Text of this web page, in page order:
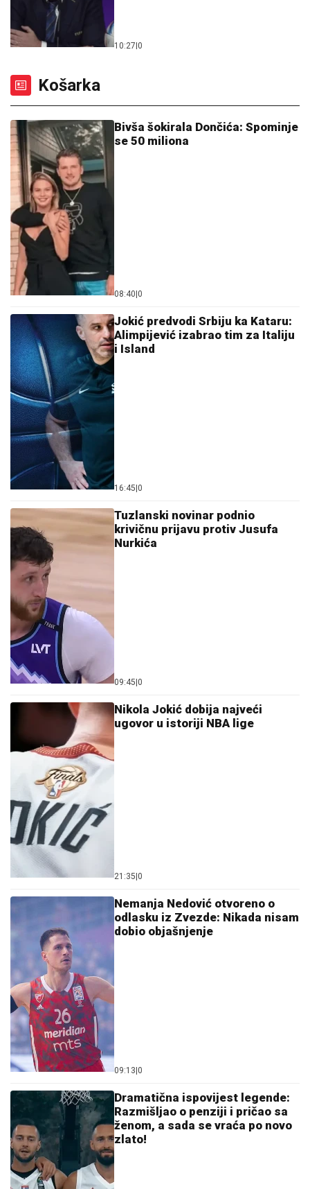
10:27 0
Košarka
Bivša šokirala Dončića: Spominje
se 50 miliona
08:40 0
Jokić predvodi Srbiju ka Kataru:
Alimpijević izabrao tim za Italiju
i Island
16:45 0
Tuzlanski novinar podnio
krivičnu prijavu protiv Jusufa
Nurkića
09:45 0
Nikola Jokić dobija najveći
ugovor u istoriji NBA lige
21:35 0
Nemanja Nedović otvoreno o
odlasku iz Zvezde: Nikada nisam
dobio objašnjenje
09:13 0
Dramatična ispovijest legende:
Razmišljao o penziji i pričao sa
ženom, a sada se vraća po novo
zlato!